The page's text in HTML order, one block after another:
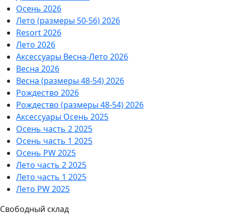
Осень 2026
Лето (размеры 50-56) 2026
Resort 2026
Лето 2026
Аксессуары Весна-Лето 2026
Весна 2026
Весна (размеры 48-54) 2026
Рождество 2026
Рождество (размеры 48-54) 2026
Аксессуары Осень 2025
Осень часть 2 2025
Осень часть 1 2025
Осень PW 2025
Лето часть 2 2025
Лето часть 1 2025
Лето PW 2025
Свободный склад